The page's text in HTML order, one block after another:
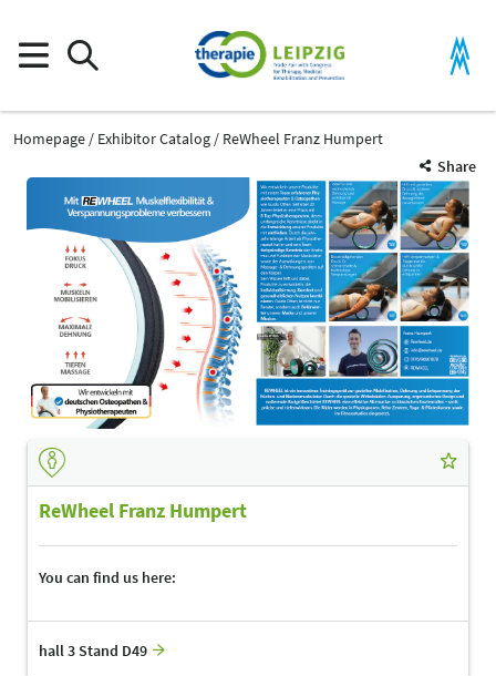
Homepage Exhibitor Catalog
ReWheel Franz Humpert
Share
ReWheel Franz Humpert
You can find us here:
hall 3 Stand D49